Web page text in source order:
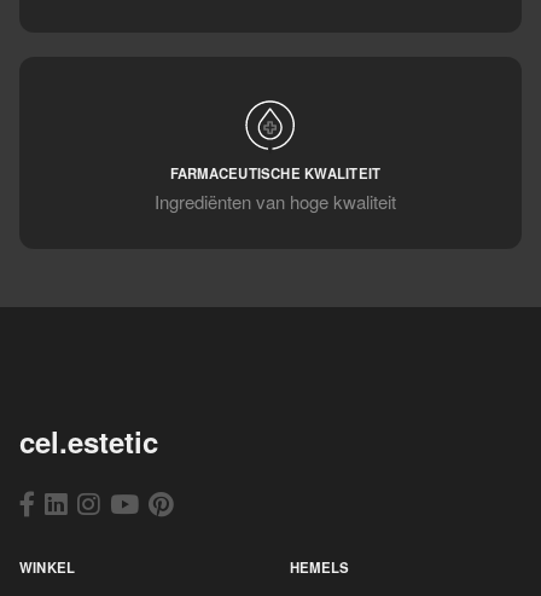
FARMACEUTISCHE KWALITEIT
Ingrediënten van hoge kwaliteit
cel.estetic
WINKEL HEMELS